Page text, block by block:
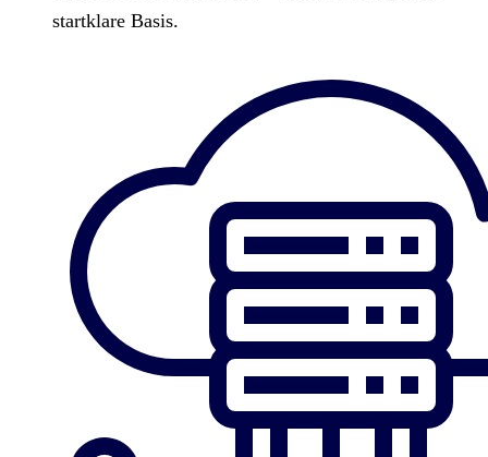
startklare Basis.